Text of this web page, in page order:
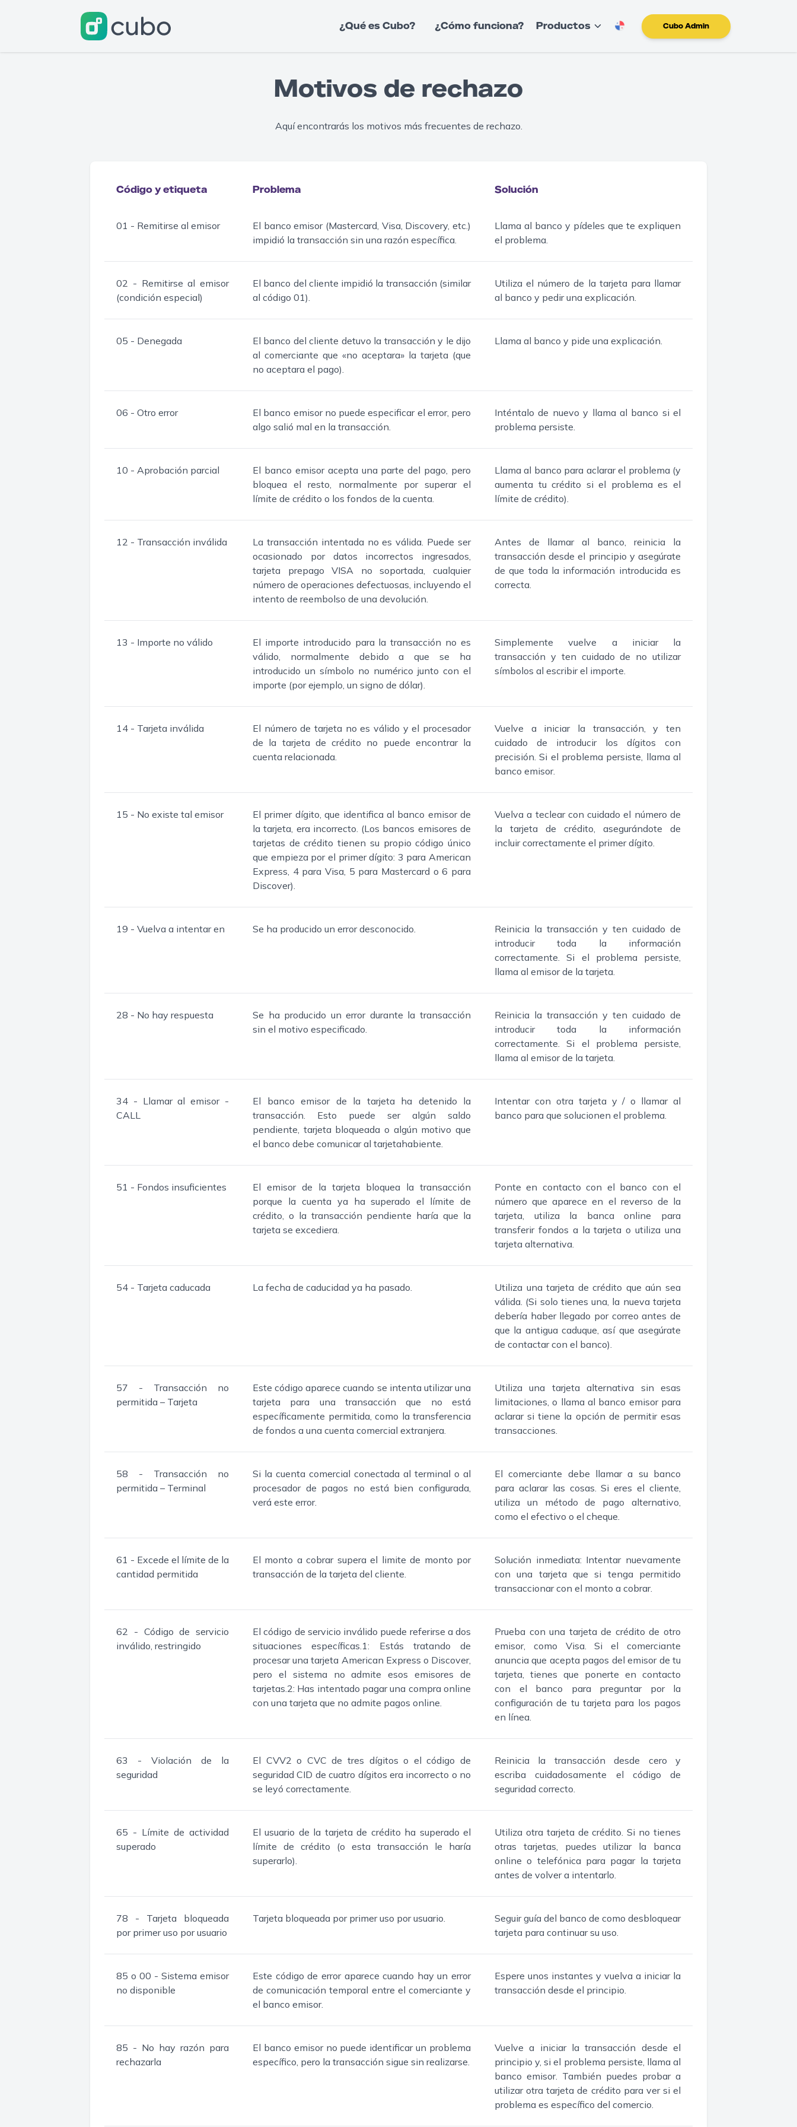
¿Qué es Cubo? ¿Cómo funciona? Productos Cubo Admin
Motivos de rechazo
Aquí encontrarás los motivos más frecuentes de rechazo.
Código y etiqueta Problema Solución
01 - Remitirse al emisor
El banco emisor (Mastercard, Visa, Discovery, etc.)
impidió la transacción sin una razón específica.
Llama al banco y pídeles que te expliquen
el problema.
02 - Remitirse al emisor
(condición especial)
El banco del cliente impidió la transacción (similar
al código 01).
Utiliza el número de la tarjeta para llamar
al banco y pedir una explicación.
05 - Denegada
El banco del cliente detuvo la transacción y le dijo
al comerciante que «no aceptara» la tarjeta (que
no aceptara el pago).
Llama al banco y pide una explicación.
06 - Otro error
El banco emisor no puede especificar el error, pero
algo salió mal en la transacción.
Inténtalo de nuevo y llama al banco si el
problema persiste.
10 - Aprobación parcial
El banco emisor acepta una parte del pago, pero
bloquea el resto, normalmente por superar el
límite de crédito o los fondos de la cuenta.
Llama al banco para aclarar el problema (y
aumenta tu crédito si el problema es el
límite de crédito).
12 - Transacción inválida
La transacción intentada no es válida. Puede ser
ocasionado por datos incorrectos ingresados,
tarjeta prepago VISA no soportada, cualquier
número de operaciones defectuosas, incluyendo el
intento de reembolso de una devolución.
Antes de llamar al banco, reinicia la
transacción desde el principio y asegúrate
de que toda la información introducida es
correcta.
13 - Importe no válido
El importe introducido para la transacción no es
válido, normalmente debido a que se ha
introducido un símbolo no numérico junto con el
importe (por ejemplo, un signo de dólar).
Simplemente vuelve a iniciar la
transacción y ten cuidado de no utilizar
símbolos al escribir el importe.
14 - Tarjeta inválida
El número de tarjeta no es válido y el procesador
de la tarjeta de crédito no puede encontrar la
cuenta relacionada.
Vuelve a iniciar la transacción, y ten
cuidado de introducir los dígitos con
precisión. Si el problema persiste, llama al
banco emisor.
15 - No existe tal emisor
El primer dígito, que identifica al banco emisor de
la tarjeta, era incorrecto. (Los bancos emisores de
tarjetas de crédito tienen su propio código único
que empieza por el primer dígito: 3 para American
Express, 4 para Visa, 5 para Mastercard o 6 para
Discover).
Vuelva a teclear con cuidado el número de
la tarjeta de crédito, asegurándote de
incluir correctamente el primer dígito.
19 - Vuelva a intentar en Se ha producido un error desconocido.
Reinicia la transacción y ten cuidado de
introducir toda la información
correctamente. Si el problema persiste,
llama al emisor de la tarjeta.
28 - No hay respuesta
Se ha producido un error durante la transacción
sin el motivo especificado.
Reinicia la transacción y ten cuidado de
introducir toda la información
correctamente. Si el problema persiste,
llama al emisor de la tarjeta.
34 - Llamar al emisor -
CALL
El banco emisor de la tarjeta ha detenido la
transacción. Esto puede ser algún saldo
pendiente, tarjeta bloqueada o algún motivo que
el banco debe comunicar al tarjetahabiente.
Intentar con otra tarjeta y / o llamar al
banco para que solucionen el problema.
51 - Fondos insuficientes
El emisor de la tarjeta bloquea la transacción
porque la cuenta ya ha superado el límite de
crédito, o la transacción pendiente haría que la
tarjeta se excediera.
Ponte en contacto con el banco con el
número que aparece en el reverso de la
tarjeta, utiliza la banca online para
transferir fondos a la tarjeta o utiliza una
tarjeta alternativa.
54 - Tarjeta caducada La fecha de caducidad ya ha pasado.
Utiliza una tarjeta de crédito que aún sea
válida. (Si solo tienes una, la nueva tarjeta
debería haber llegado por correo antes de
que la antigua caduque, así que asegúrate
de contactar con el banco).
57 - Transacción no
permitida – Tarjeta
Este código aparece cuando se intenta utilizar una
tarjeta para una transacción que no está
específicamente permitida, como la transferencia
de fondos a una cuenta comercial extranjera.
Utiliza una tarjeta alternativa sin esas
limitaciones, o llama al banco emisor para
aclarar si tiene la opción de permitir esas
transacciones.
58 - Transacción no
permitida – Terminal
Si la cuenta comercial conectada al terminal o al
procesador de pagos no está bien configurada,
verá este error.
El comerciante debe llamar a su banco
para aclarar las cosas. Si eres el cliente,
utiliza un método de pago alternativo,
como el efectivo o el cheque.
61 - Excede el límite de la
cantidad permitida
El monto a cobrar supera el limite de monto por
transacción de la tarjeta del cliente.
Solución inmediata: Intentar nuevamente
con una tarjeta que si tenga permitido
transaccionar con el monto a cobrar.
62 - Código de servicio
inválido, restringido
El código de servicio inválido puede referirse a dos
situaciones específicas.1: Estás tratando de
procesar una tarjeta American Express o Discover,
pero el sistema no admite esos emisores de
tarjetas.2: Has intentado pagar una compra online
con una tarjeta que no admite pagos online.
Prueba con una tarjeta de crédito de otro
emisor, como Visa. Si el comerciante
anuncia que acepta pagos del emisor de tu
tarjeta, tienes que ponerte en contacto
con el banco para preguntar por la
configuración de tu tarjeta para los pagos
en línea.
63 - Violación de la
seguridad
El CVV2 o CVC de tres dígitos o el código de
seguridad CID de cuatro dígitos era incorrecto o no
se leyó correctamente.
Reinicia la transacción desde cero y
escriba cuidadosamente el código de
seguridad correcto.
65 - Límite de actividad
superado
El usuario de la tarjeta de crédito ha superado el
límite de crédito (o esta transacción le haría
superarlo).
Utiliza otra tarjeta de crédito. Si no tienes
otras tarjetas, puedes utilizar la banca
online o telefónica para pagar la tarjeta
antes de volver a intentarlo.
78 - Tarjeta bloqueada
por primer uso por usuario
Tarjeta bloqueada por primer uso por usuario.
Seguir guía del banco de como desbloquear
tarjeta para continuar su uso.
85 o 00 - Sistema emisor
no disponible
Este código de error aparece cuando hay un error
de comunicación temporal entre el comerciante y
el banco emisor.
Espere unos instantes y vuelva a iniciar la
transacción desde el principio.
85 - No hay razón para
rechazarla
El banco emisor no puede identificar un problema
específico, pero la transacción sigue sin realizarse.
Vuelve a iniciar la transacción desde el
principio y, si el problema persiste, llama al
banco emisor. También puedes probar a
utilizar otra tarjeta de crédito para ver si el
problema es específico del comercio.